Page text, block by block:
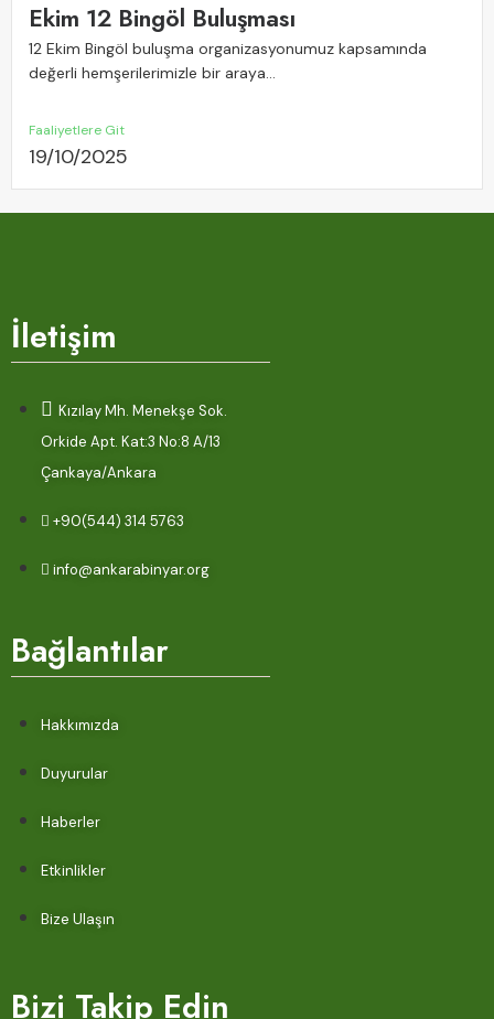
Ekim 12 Bingöl Buluşması
12 Ekim Bingöl buluşma organizasyonumuz kapsamında
değerli hemşerilerimizle bir araya...
Faaliyetlere Git
19/10/2025
İletişim
Kızılay Mh. Menekşe Sok.
Orkide Apt. Kat:3 No:8 A/13
Çankaya/Ankara
+90(544) 314 5763
info@ankarabinyar.org
Bağlantılar
Hakkımızda
Duyurular
Haberler
Etkinlikler
Bize Ulaşın
Bizi Takip Edin